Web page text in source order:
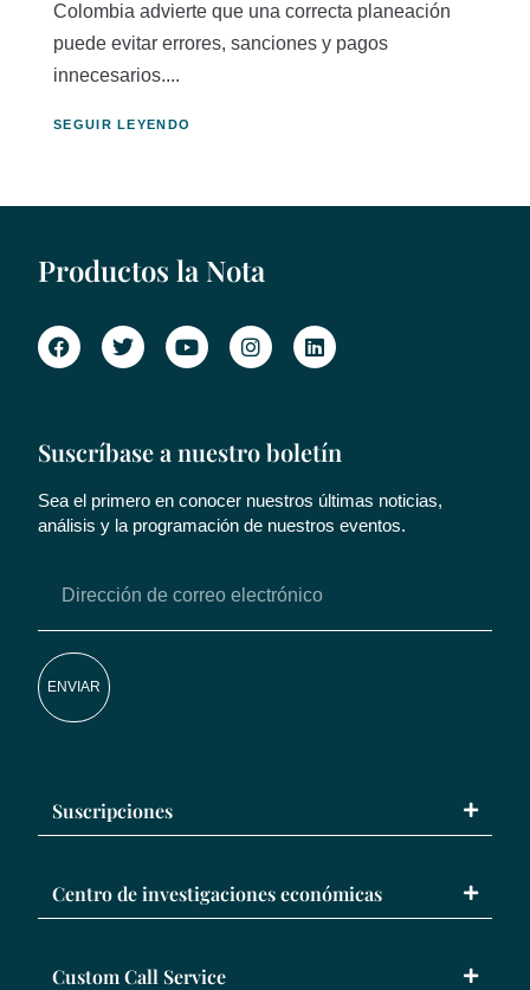
Colombia advierte que una correcta planeación
puede evitar errores, sanciones y pagos
innecesarios....
SEGUIR LEYENDO
Productos la Nota
Suscríbase a nuestro boletín
Sea el primero en conocer nuestros últimas noticias,
análisis y la programación de nuestros eventos.
ENVIAR
Suscripciones
Centro de investigaciones económicas
Custom Call Service